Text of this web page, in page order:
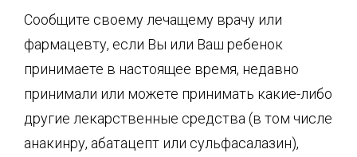
Сообщите своему лечащему врачу или
фармацевту, если Вы или Ваш ребенок
принимаете в настоящее время, недавно
принимали или можете принимать какие-либо
другие лекарственные средства (в том числе
анакинру, абатацепт или сульфасалазин),